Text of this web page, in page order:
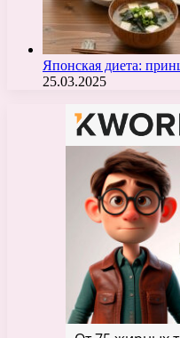
Японская диета:
25.03.2025